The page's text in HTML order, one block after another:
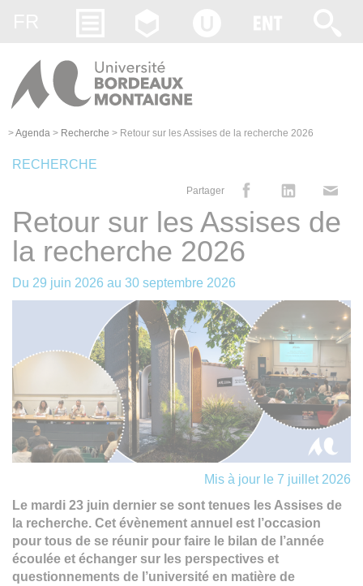
>Agenda > Recherche > Retour sur les Assises de la recherche 2026
RECHERCHE
Partager
Retour sur les Assises de
la recherche 2026
Du 29 juin 2026 au 30 septembre 2026
Mis à jour le 7 juillet 2026
Le mardi 23 juin dernier se sont tenues les Assises de
la recherche. Cet évènement annuel est l’occasion
pour tous de se réunir pour faire le bilan de l’année
écoulée et échanger sur les perspectives et
questionnements de l’université en matière de